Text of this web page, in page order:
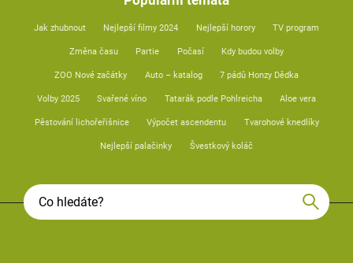
Jak zhubnout Nejlepší filmy 2024 Nejlepší horory TV program
Změna času Partie Počasí Kdy budou volby
ZOO Nové začátky Auto – katalog 7 pádů Honzy Dědka
Volby 2025 Svařené víno Tatarák podle Pohlreicha Aloe vera
Pěstování lichořeřišnice Výpočet ascendentu Tvarohové knedlíky
Nejlepší palačinky Švestkový koláč